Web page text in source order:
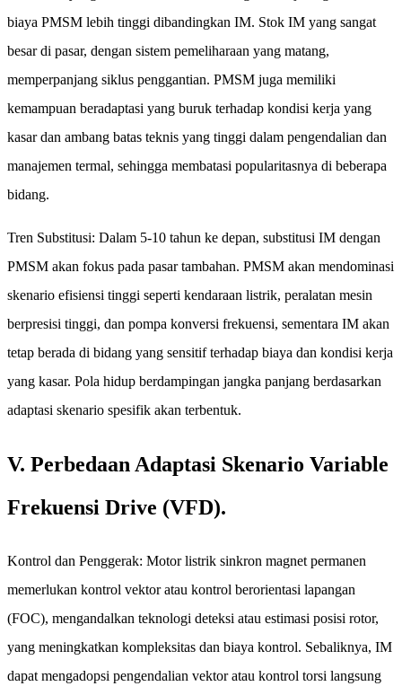
biaya PMSM lebih tinggi dibandingkan IM. Stok IM yang sangat
besar di pasar, dengan sistem pemeliharaan yang matang,
memperpanjang siklus penggantian. PMSM juga memiliki
kemampuan beradaptasi yang buruk terhadap kondisi kerja yang
kasar dan ambang batas teknis yang tinggi dalam pengendalian dan
manajemen termal, sehingga membatasi popularitasnya di beberapa
bidang.
Tren Substitusi: Dalam 5-10 tahun ke depan, substitusi IM dengan
PMSM akan fokus pada pasar tambahan. PMSM akan mendominasi
skenario efisiensi tinggi seperti kendaraan listrik, peralatan mesin
berpresisi tinggi, dan pompa konversi frekuensi, sementara IM akan
tetap berada di bidang yang sensitif terhadap biaya dan kondisi kerja
yang kasar. Pola hidup berdampingan jangka panjang berdasarkan
adaptasi skenario spesifik akan terbentuk.
V. Perbedaan Adaptasi Skenario Variable
Frekuensi Drive (VFD).
Kontrol dan Penggerak: Motor listrik sinkron magnet permanen
memerlukan kontrol vektor atau kontrol berorientasi lapangan
(FOC), mengandalkan teknologi deteksi atau estimasi posisi rotor,
yang meningkatkan kompleksitas dan biaya kontrol. Sebaliknya, IM
dapat mengadopsi pengendalian vektor atau kontrol torsi langsung